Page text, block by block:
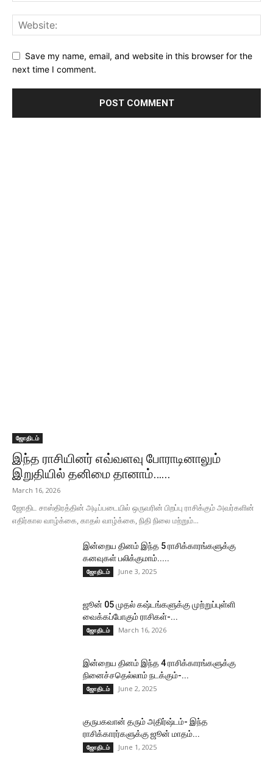
Save my name, email, and website in this browser for the
next time I comment.
ஜோதிடம்
இந்த ராசியினர் எவ்வளவு போராடினாலும்
இறுதியில் தனிமை தானாம்…...
March 16, 2026
ஜோதிட சாஸ்திரத்தின் அடிப்படையில் ஒருவரின் பிறப்பு ராசிக்கும் அவர்களின்
எதிர்கால வாழ்க்கை, காதல் வாழ்க்கை, நிதி நிலை மற்றும்...
இன்றைய தினம் இந்த 5 ராசிக்காரங்களுக்கு
கனவுகள் பலிக்குமாம்.....
ஜோதிடம் June 3, 2025
ஜூன் 05 முதல் கஷ்டங்களுக்கு முற்றுப்புள்ளி
வைக்கப்போகும் ராசிகள்-...
ஜோதிடம் March 16, 2026
இன்றைய தினம் இந்த 4 ராசிக்காரங்களுக்கு
நினைச்சதெல்லாம் நடக்கும்-...
ஜோதிடம் June 2, 2025
குருபகவான் தரும் அதிர்ஷ்டம்- இந்த
ராசிக்காரர்களுக்கு ஜூன் மாதம்...
ஜோதிடம் June 1, 2025